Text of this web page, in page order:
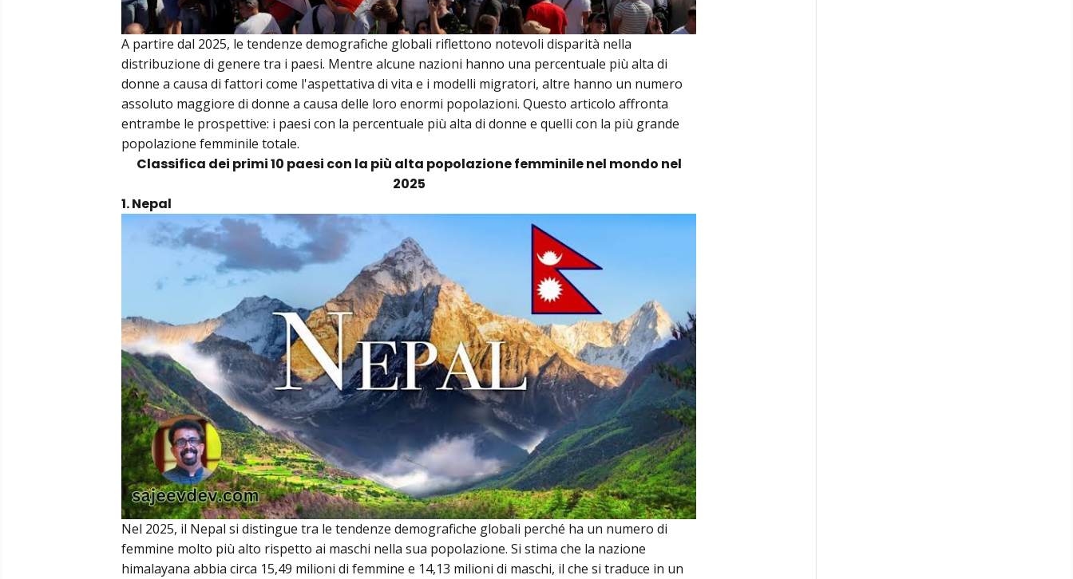
A partire dal 2025, le tendenze demografiche globali riflettono notevoli disparità nella
distribuzione di genere tra i paesi. Mentre alcune nazioni hanno una percentuale più alta di
donne a causa di fattori come l'aspettativa di vita e i modelli migratori, altre hanno un numero
assoluto maggiore di donne a causa delle loro enormi popolazioni. Questo articolo affronta
entrambe le prospettive: i paesi con la percentuale più alta di donne e quelli con la più grande
popolazione femminile totale.
Classifica dei primi 10 paesi con la più alta popolazione femminile nel mondo nel
2025
1. Nepal
Nel 2025, il Nepal si distingue tra le tendenze demografiche globali perché ha un numero di
femmine molto più alto rispetto ai maschi nella sua popolazione. Si stima che la nazione
himalayana abbia circa 15,49 milioni di femmine e 14,13 milioni di maschi, il che si traduce in un